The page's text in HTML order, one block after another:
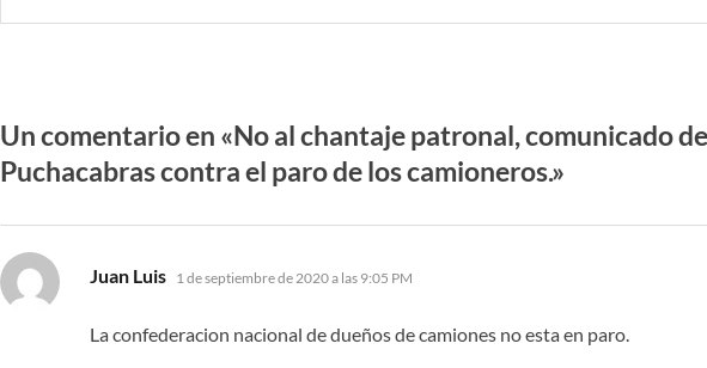
Un comentario en «No al chantaje patronal, comunicado
Puchacabras contra el paro de los camioneros.»
Juan Luis dice:
1 de septiembre de 2020 a las 9:05 PM
La confederacion nacional de dueños de camiones no esta en paro.